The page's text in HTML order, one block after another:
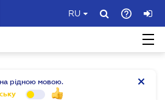
RU
рідною мовою.